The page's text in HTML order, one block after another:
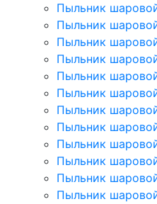
Пыльник
Пыльник
Пыльник
Пыльник
Пыльник
Пыльник
Пыльник
Пыльник
Пыльник
Пыльник
Пыльник
Пыльник